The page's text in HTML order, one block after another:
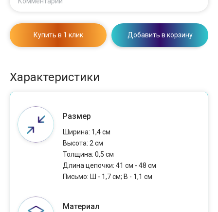
Купить в 1 клик Добавить в корзину
Характеристики
Размер
Ширина: 1,4 см
Высота: 2 см
Толщина: 0,5 см
Длина цепочки: 41 см - 48 см
Письмо: Ш - 1,7 см; В - 1,1 см
Материал